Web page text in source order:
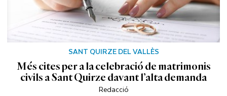
SANT QUIRZE DEL VALLÈS
Més cites per a la celebració de matrimonis
civils a Sant Quirze davant l’alta demanda
Redacció